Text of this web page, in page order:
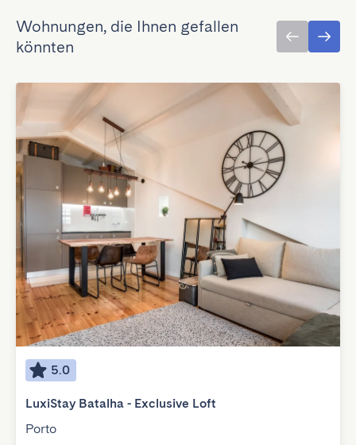
Wohnungen, die Ihnen gefallen
könnten
5.0
LuxiStay Batalha - Exclusive Loft
Porto